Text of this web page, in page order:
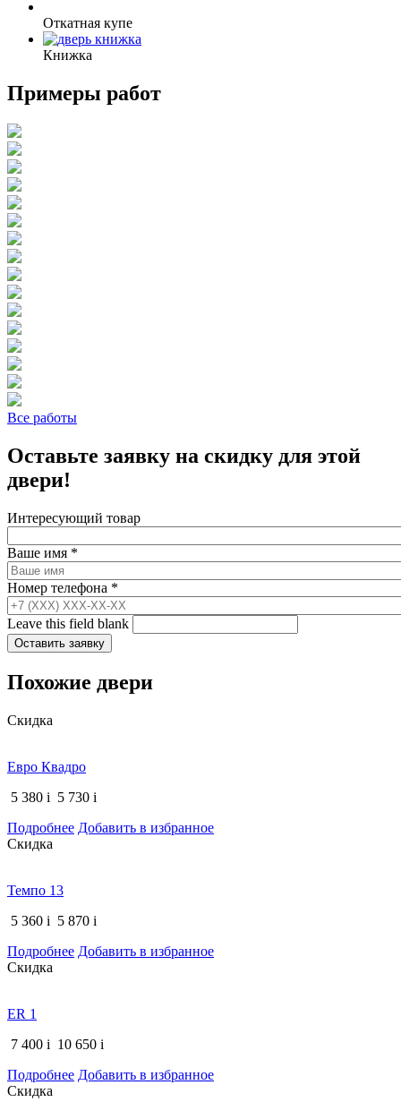
Откатная купе
Книжка
Примеры работ
Все работы
Оставьте заявку на скидку для этой
двери!
Интересующий товар
Ваше имя *
Номер телефона *
Leave this field blank
Похожие двери
Скидка
Евро Квадро
5 380 i 5 730 i
Подробнее Добавить в избранное
Скидка
Темпо 13
5 360 i 5 870 i
Подробнее Добавить в избранное
Скидка
ER 1
7 400 i 10 650 i
Подробнее Добавить в избранное
Скидка